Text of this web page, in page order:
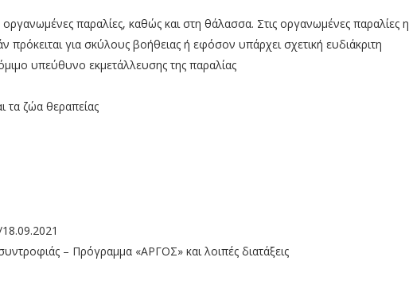
παραλίες, καθώς και στη θάλασσα. Στις οργανωμένες παραλίες η
για σκύλους βοήθειας ή εφόσον υπάρχει σχετική ευδιάκριτη
υπεύθυνο εκμετάλλευσης της παραλίας
τα ζώα θεραπείας
– Πρόγραμμα «AΡΓΟΣ» και λοιπές διατάξεις